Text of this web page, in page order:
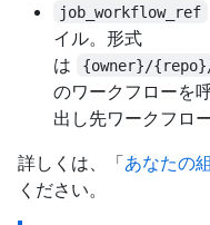
job_workflow_ref
イル。形式
は
{owner}/
のワークフローを
出し先ワークフロ
詳しくは、「あなたの
ください。